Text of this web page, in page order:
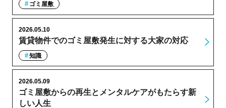
ゴミ屋敷
賃貸物件でのゴミ屋敷発生に対する大家の対応
2026.05.10
知識
ゴミ屋敷からの再生とメンタルケアがもたらす新
しい人生
2026.05.09